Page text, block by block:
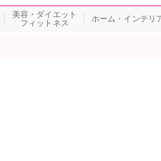
美容・ダイエット
フィットネス
ホーム・インテリ